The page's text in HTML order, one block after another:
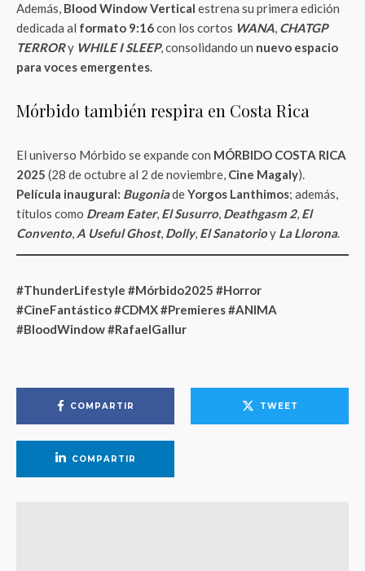
Además, Blood Window Vertical estrena su primera edición
dedicada al formato 9:16con los cortos WANA, CHATGP
TERRORy WHILE I SLEEP, consolidando un nuevo espacio
para voces emergentes.
Mórbido también respira en Costa Rica
El universo Mórbido se expande con MÓRBIDO COSTA RICA
2025 (28 de octubre al 2 de noviembre, Cine Magaly).
Película inaugural: BugoniadeYorgos Lanthimos; además,
títulos como Dream Eater, El Susurro, Deathgasm 2, El
Convento, A Useful Ghost, Dolly, El Sanatorioy La Llorona.
#ThunderLifestyle #Mórbido2025 #Horror
#CineFantástico #CDMX #Premieres #ANIMA
#BloodWindow #RafaelGallur
COMPARTIR TWEET
COMPARTIR